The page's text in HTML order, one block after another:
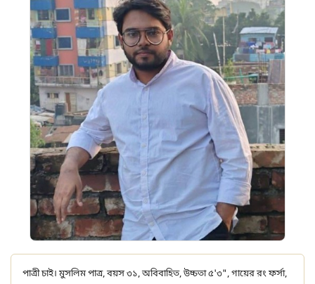
পাত্রী চাই। মুসলিম পাত্র, বয়স ৩১, অবিবাহিত, উচ্চতা ৫'৩", গায়ের রং ফর্সা,